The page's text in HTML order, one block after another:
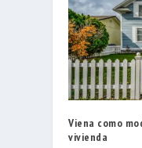
Viena como
vivienda